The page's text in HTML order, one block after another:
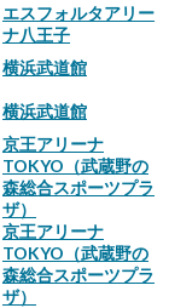
エスフォルタアリー
ナ八王子
横浜武道館
横浜武道館
京王アリーナ
TOKYO（武蔵野の
森総合スポーツプラ
ザ）
京王アリーナ
TOKYO（武蔵野の
森総合スポーツプラ
ザ）